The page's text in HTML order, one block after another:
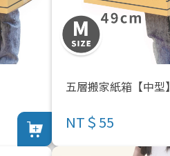
五層搬家紙箱【中型】
NT＄55